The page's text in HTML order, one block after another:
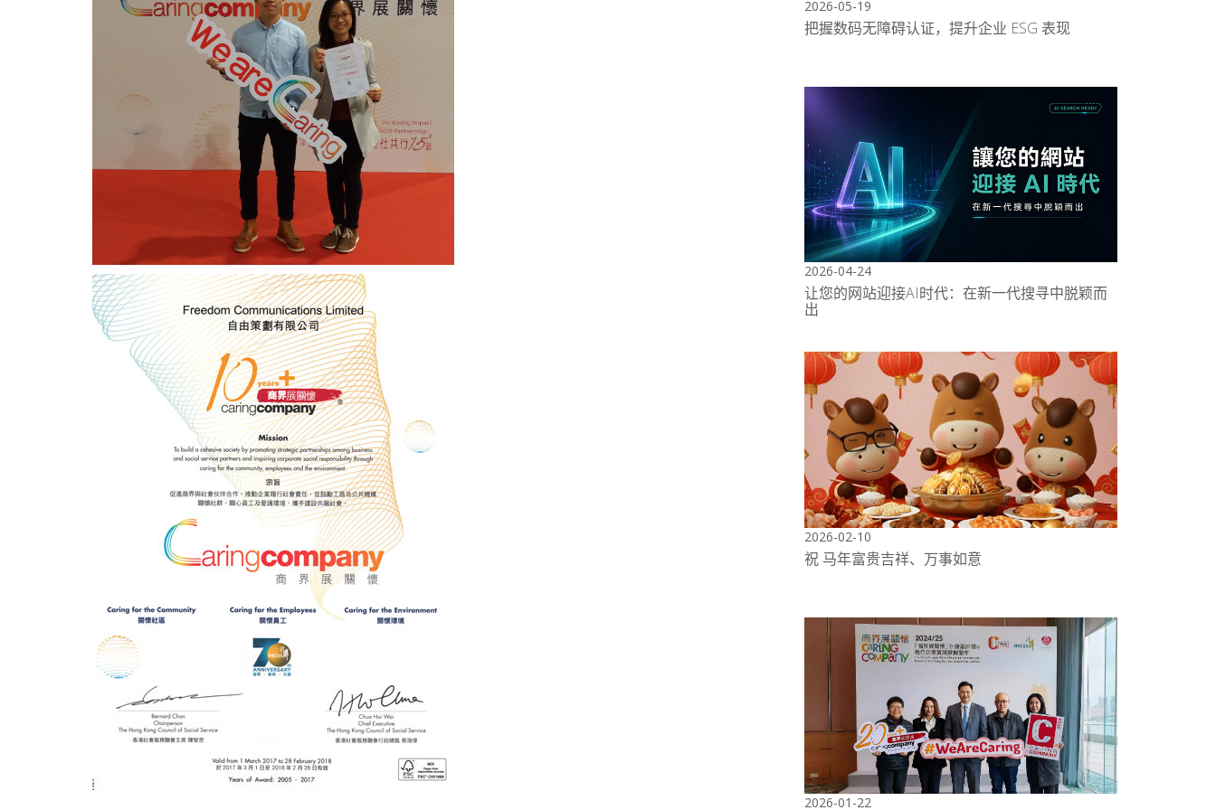
2026-05-19
把握数码无障碍认证，提升企业 ESG 表现
2026-04-24
让您的网站迎接AI时代：在新一代搜寻中脱颖而
出
2026-02-10
祝 马年富贵吉祥、万事如意
2026-01-22